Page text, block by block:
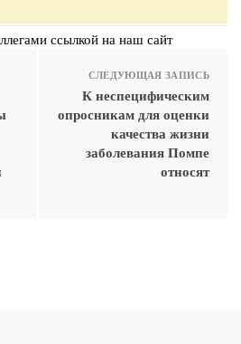
ссылкой на наш сайт
СЛЕДУЮЩАЯ ЗАПИСЬ
К неспецифическим
опросникам для оценки
качества жизни
заболевания Помпе
относят